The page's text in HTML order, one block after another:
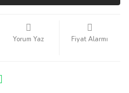
Yorum Yaz Fiyat Alarmı